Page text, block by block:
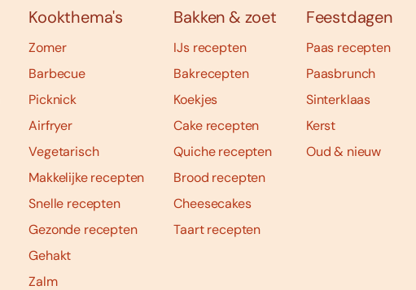
Kookthema's
Zomer
Barbecue
Picknick
Airfryer
Vegetarisch
Makkelijke recepten
Snelle recepten
Gezonde recepten
Gehakt
Zalm
Bakken & zoet
IJs recepten
Bakrecepten
Koekjes
Cake recepten
Quiche recepten
Brood recepten
Cheesecakes
Taart recepten
Feestdagen
Paas recepten
Paasbrunch
Sinterklaas
Kerst
Oud & nieuw